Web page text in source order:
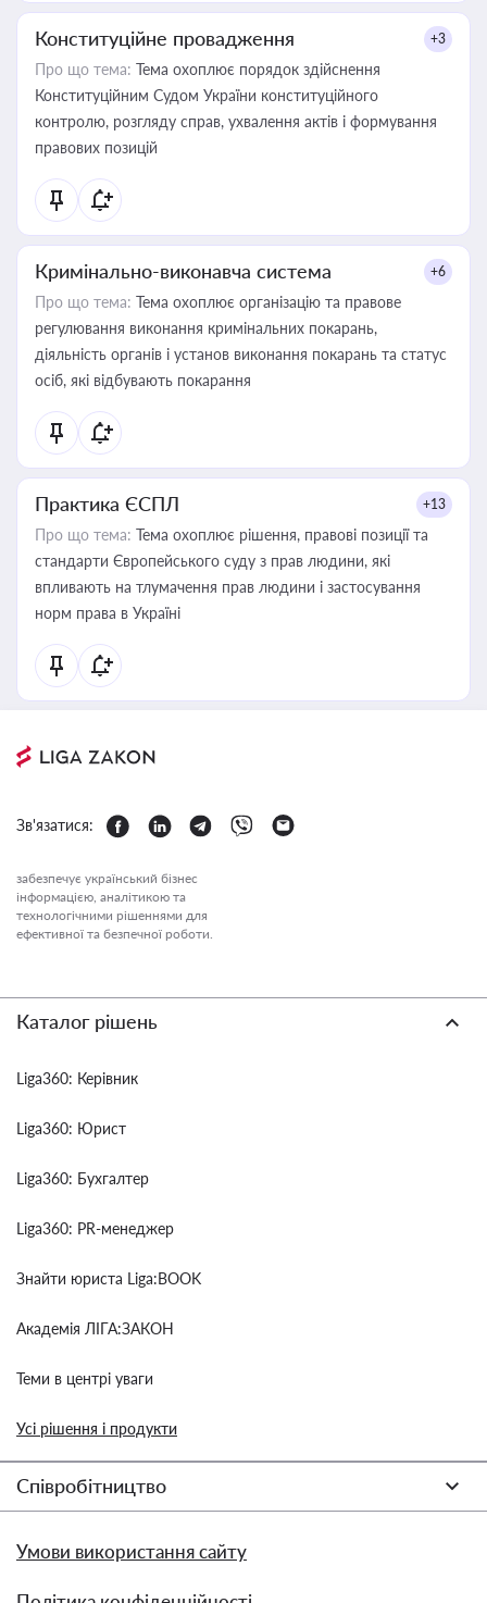
Конституційне провадження +3
Про що тема: Тема охоплює порядок здійснення
Конституційним Судом України конституційного
контролю, розгляду справ, ухвалення актів і формування
правових позицій
Кримінально-виконавча система +6
Про що тема: Тема охоплює організацію та правове
регулювання виконання кримінальних покарань,
діяльність органів і установ виконання покарань та статус
осіб, які відбувають покарання
Практика ЄСПЛ +13
Про що тема: Тема охоплює рішення, правові позиції та
стандарти Європейського суду з прав людини, які
впливають на тлумачення прав людини і застосування
норм права в Україні
Зв'язатися:
забезпечує український бізнес
інформацією, аналітикою та
технологічними рішеннями для
ефективної та безпечної роботи.
Каталог рішень
Liga360: Керівник
Liga360: Юрист
Liga360: Бухгалтер
Liga360: PR-менеджер
Знайти юриста Liga:BOOK
Академія ЛІГА:ЗАКОН
Теми в центрі уваги
Усі рішення і продукти
Співробітництво
Умови використання сайту